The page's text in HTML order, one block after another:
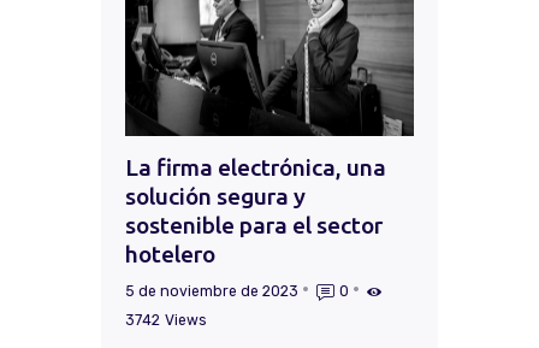
La firma electrónica, una
solución segura y
sostenible para el sector
hotelero
5 de noviembre de 2023
0
3742 Views